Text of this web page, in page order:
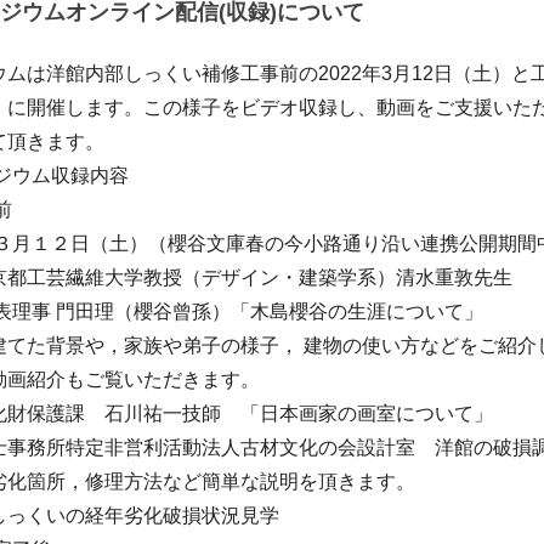
ウムオンライン配信(収録)について
ムは洋館内部しっくい補修工事前の2022年3月12日（土）と
に開催します。この様子をビデオ収録し、動画をご支援いた
きます。
ウム収録内容
月１２日（土）（櫻谷文庫春の今小路通り沿い連携公開期間
工芸繊維大学教授（デザイン・建築学系）清水重敦先生
事 門田理（櫻谷曾孫）「木島櫻谷の生涯について」
てた背景や，家族や弟子の様子， 建物の使い方などをご紹介
紹介もご覧いただきます。
保護課 石川祐一技師 「日本画家の画室について」
務所特定非営利活動法人古材文化の会設計室 洋館の破損
箇所，修理方法など簡単な説明を頂きます。
くいの経年劣化破損状況見学